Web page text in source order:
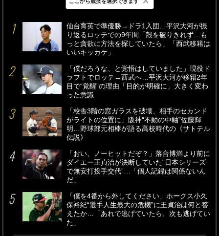
最新 24時間 週間
仙台育英で準優勝→ドラ1入団…平沢大河が振
り返るロッテでの9年間「殻を破りきれず…も
っと貪欲に方法を探していたら」「西武移籍は
いいキッカケ」
「僕だろうな、と覚悟はしていました」現役ド
ラフトでロッテ→西武へ…平沢大河が移籍2年
目で“覚醒”の理由「目的が明確に」大きく変わ
った意識
「校舎3階の窓ガラスを破壊、相手のセカンド
がライトの位置に」阪神“不動の中軸”佐藤輝
明…野球部元相棒が語る高校時代の《サトテル
伝説》
「おい、ノーヒットだぞ？」落合博満より前に
ダイエー王貞治が決断していた“日本シリーズ
で無安打投手交代”…「個人記録は関係ないん
だ」
「僕を4番から外してください」ホークス小久
保裕紀“選手人生最大の危機”に王貞治は何と答
えたか…「あれで逃げていたら、次も逃げてい
た」